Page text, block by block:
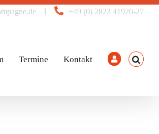
+49 (0) 2823 41920-27
|
Termine Kontakt